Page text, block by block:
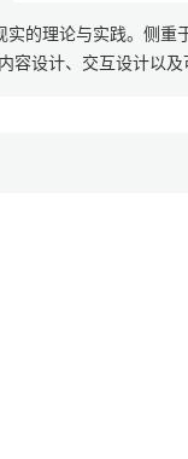
实的理论与实践。侧
容设计、交互设计以